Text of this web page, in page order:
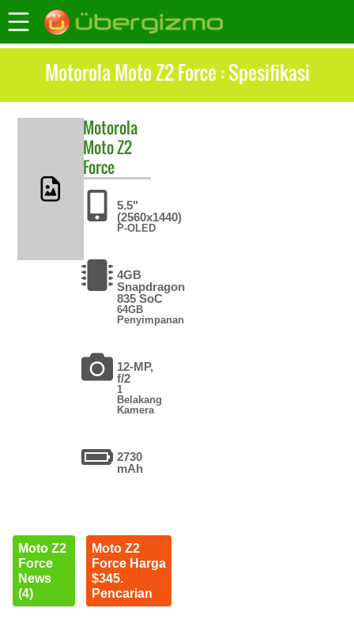
Motorola Moto Z2 Force : Spesifikasi
Motorola
Moto Z2
Force
5.5"
(2560x1440)
P-OLED
4GB
Snapdragon
835 SoC
64GB
Penyimpanan
12-MP,
f/2
1
Belakang
Kamera
2730
mAh
Moto Z2
Force
News
(4)
Moto Z2
Force Harga
$345.
Pencarian